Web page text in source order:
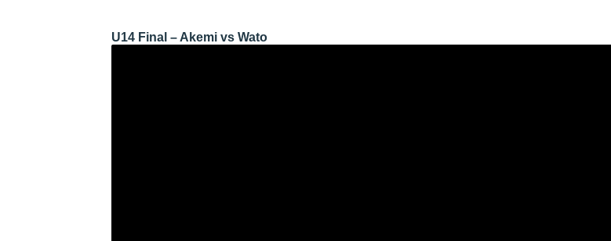
U14 Final – Akemi vs Wato